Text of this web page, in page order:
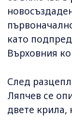
като
Върховния
След
Ляпчев се
двете крила,